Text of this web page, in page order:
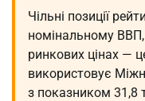
Чільні позиції
номінальному
ринкових цінах —
використовує
з показником 31,8